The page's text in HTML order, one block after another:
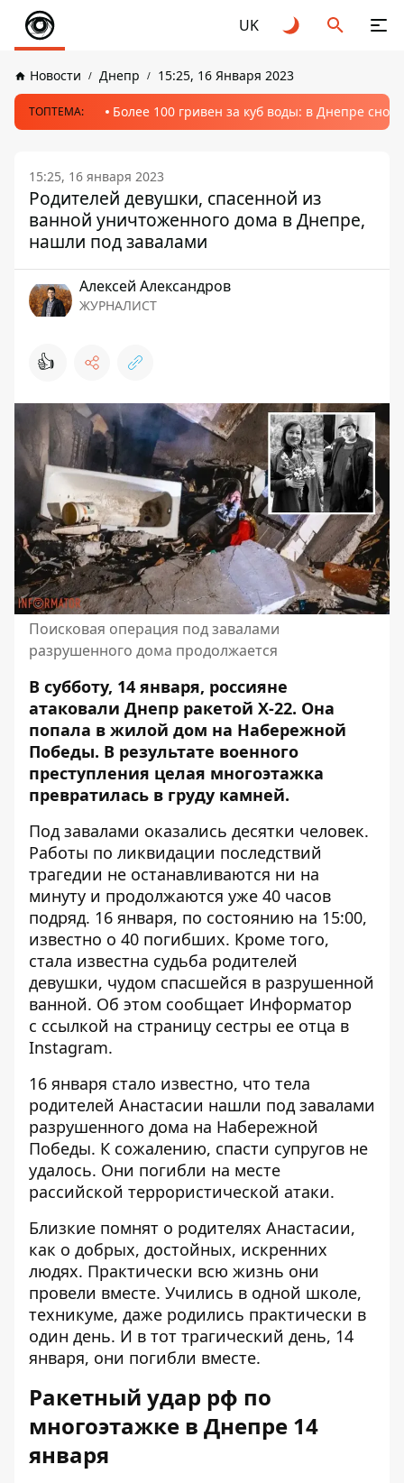
UK
Новости Днепр 15:25, 16 Января 2023
ТОПТЕМА: Более 100 гривен за куб воды: в Днепре
15:25, 16 января 2023
Родителей девушки, спасенной из
ванной уничтоженного дома в Днепре,
нашли под завалами
Алексей Александров
ЖУРНАЛИСТ
👍
Поисковая операция под завалами
разрушенного дома продолжается
В субботу, 14 января, россияне
атаковали Днепр ракетой Х-22. Она
попала в жилой дом на Набережной
Победы. В результате военного
преступления целая многоэтажка
превратилась в груду камней.
Под завалами оказались десятки человек.
Работы по ликвидации последствий
трагедии не останавливаются ни на
минуту и продолжаются уже 40 часов
подряд. 16 января, по состоянию на 15:00,
известно о 40 погибших. Кроме того,
стала известна судьба родителей
девушки, чудом спасшейся в разрушенной
ванной. Об этом сообщает Информатор
с ссылкой на страницу сестры ее отца в
Instagram.
16 января стало известно, что тела
родителей Анастасии нашли под завалами
разрушенного дома на Набережной
Победы. К сожалению, спасти супругов не
удалось. Они погибли на месте
рассийской террористической атаки.
Близкие помнят о родителях Анастасии,
как о добрых, достойных, искренних
людях. Практически всю жизнь они
провели вместе. Учились в одной школе,
техникуме, даже родились практически в
один день. И в тот трагический день, 14
января, они погибли вместе.
Ракетный удар рф по
многоэтажке в Днепре 14
января